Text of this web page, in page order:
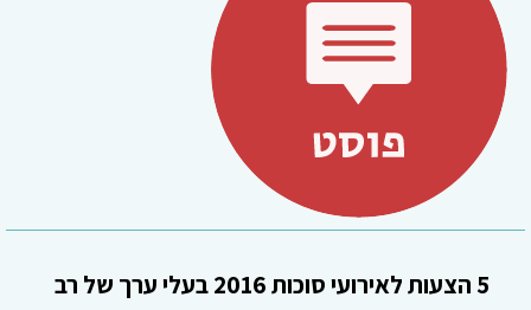
5 הצעות לאירועי סוכות 2016 בעלי ערך של רב